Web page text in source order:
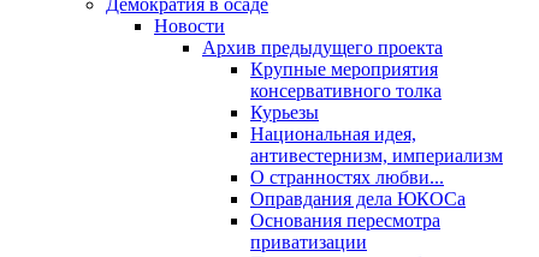
Демократия в осаде
Новости
Архив предыдущего проекта
Крупные мероприятия
консервативного толка
Курьезы
Национальная идея,
антивестернизм, империализм
О странностях любви...
Оправдания дела ЮКОСа
Основания пересмотра
приватизации